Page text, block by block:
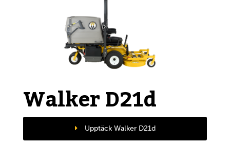
Walker D21d
Upptäck Walker D21d